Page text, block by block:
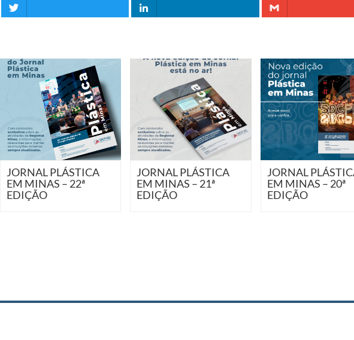
JORNAL PLÁSTICA
EM MINAS – 22ª
EDIÇÃO
JORNAL PLÁSTICA
EM MINAS – 21ª
EDIÇÃO
JORNAL
EM MINAS – 20ª
EDIÇÃO